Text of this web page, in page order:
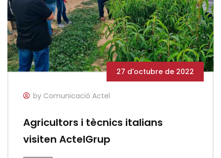
27 d'octubre de 2022
by Comunicació Actel
Agricultors i tècnics italians
visiten ActelGrup